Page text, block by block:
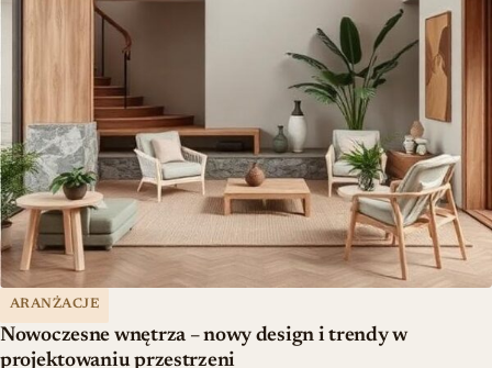
ARANŻACJE
Nowoczesne wnętrza – nowy design i trendy w
projektowaniu przestrzeni